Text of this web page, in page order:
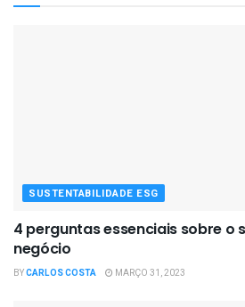
SUSTENTABILIDADE ESG
4 perguntas essenciais sobre o
negócio
BYCARLOS COSTA MARÇO 31, 2023